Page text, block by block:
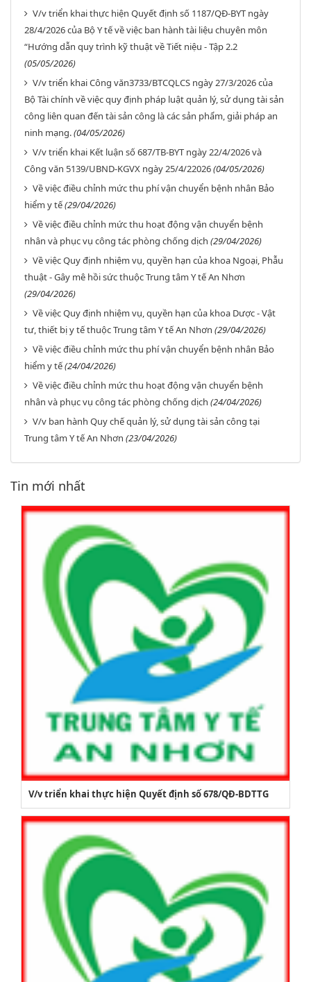
V/v triển khai thực hiện Quyết định số 1187/QĐ-BYT ngày
28/4/2026 của Bộ Y tế về việc ban hành tài liệu chuyên môn
“Hướng dẫn quy trình kỹ thuật về Tiết niệu - Tập 2.2
(05/05/2026)
V/v triển khai Công văn3733/BTCQLCS ngày 27/3/2026 của
Bộ Tài chính về việc quy định pháp luật quản lý, sử dụng tài sản
công liên quan đến tài sản công là các sản phẩm, giải pháp an
ninh mạng.(04/05/2026)
V/v triển khai Kết luận số 687/TB-BYT ngày 22/4/2026 và
Công văn 5139/UBND-KGVX ngày 25/4/22026(04/05/2026)
Về việc điều chỉnh mức thu phí vận chuyển bệnh nhân Bảo
hiểm y tế(29/04/2026)
Về việc điều chỉnh mức thu hoạt động vận chuyển bệnh
nhân và phục vụ công tác phòng chống dịch (29/04/2026)
Về việc Quy định nhiệm vụ, quyền hạn của khoa Ngoại, Phẫu
thuật - Gây mê hồi sức thuộc Trung tâm Y tế An Nhơn
(29/04/2026)
Về việc Quy định nhiệm vụ, quyền hạn của khoa Dược - Vật
tư, thiết bị y tế thuộc Trung tâm Y tế An Nhơn (29/04/2026)
Về việc điều chỉnh mức thu phí vận chuyển bệnh nhân Bảo
hiểm y tế(24/04/2026)
Về việc điều chỉnh mức thu hoạt động vận chuyển bệnh
nhân và phục vụ công tác phòng chống dịch (24/04/2026)
V/v ban hành Quy chế quản lý, sử dụng tài sản công tại
Trung tâm Y tế An Nhơn (23/04/2026)
Tin mới nhất
V/v triển khai thực hiện Quyết định số 678/QĐ-BDTTG